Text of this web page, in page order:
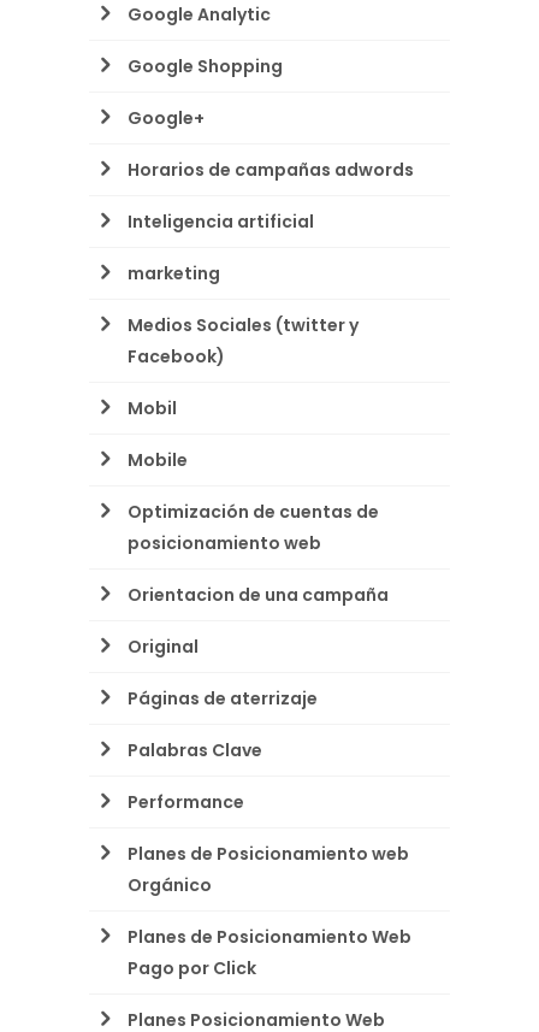
Google Analytic
Google Shopping
Google+
Horarios de campañas adwords
Inteligencia artificial
marketing
Medios Sociales (twitter y
Facebook)
Mobil
Mobile
Optimización de cuentas de
posicionamiento web
Orientacion de una campaña
Original
Páginas de aterrizaje
Palabras Clave
Performance
Planes de Posicionamiento web
Orgánico
Planes de Posicionamiento Web
Pago por Click
Planes Posicionamiento Web